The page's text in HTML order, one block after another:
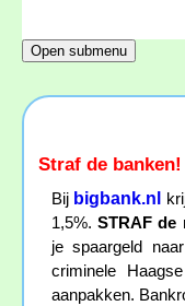
Straf de banken!
Bij bigbank.nl
1,5%.STRAF de
je spaargeld
criminele
aanpakken.